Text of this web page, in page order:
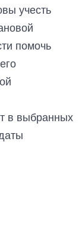
учесть
помочь
в выбранных